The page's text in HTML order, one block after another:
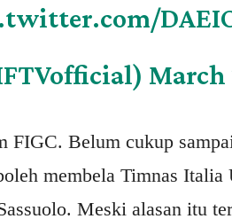
March
FIGC. Belum cukup
membela Timnas Italia
Meski alasan itu